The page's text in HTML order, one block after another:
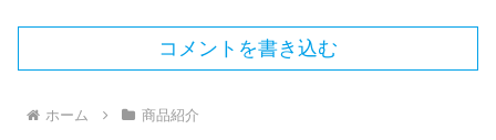
コメントを書き込む
ホーム 商品紹介